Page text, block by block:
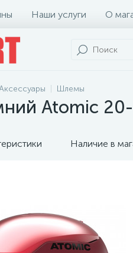
Наши услуги О
Шлемы
Atomic 20-
Наличие в